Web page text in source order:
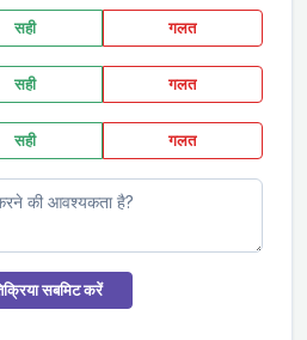
सही गलत
सही गलत
सही गलत
सबमिट करें